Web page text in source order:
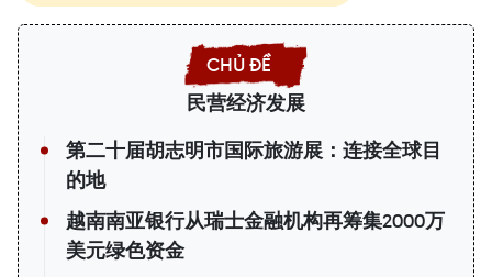
民营经济发展
第二十届胡志明市国际旅游展：连接全球目
的地
越南南亚银行从瑞士金融机构再筹集2000万
美元绿色资金